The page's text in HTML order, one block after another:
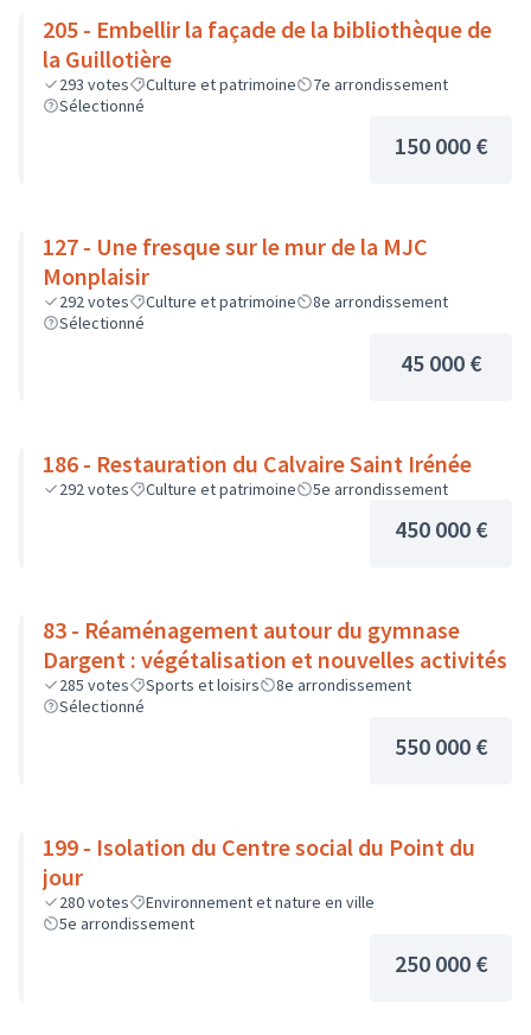
205 - Embellir la façade de la bibliothèque de
la Guillotière
293 votes Culture et patrimoine
7e arrondissement
Sélectionné
150 000 €
127 - Une fresque sur le mur de la MJC
Monplaisir
292votes Culture et patrimoine
8e arrondissement
Sélectionné
45 000 €
186 - Restauration du Calvaire Saint Irénée
292votes Culture et patrimoine 5e arrondissement
450 000 €
83 - Réaménagement autour du gymnase
Dargent : végétalisation et nouvelles activités
285 votes Sports et loisirs
8e arrondissement
Sélectionné
550 000 €
199 - Isolation du Centre social du Point du
jour
280votes
Environnement et nature en ville
5e arrondissement
250 000 €